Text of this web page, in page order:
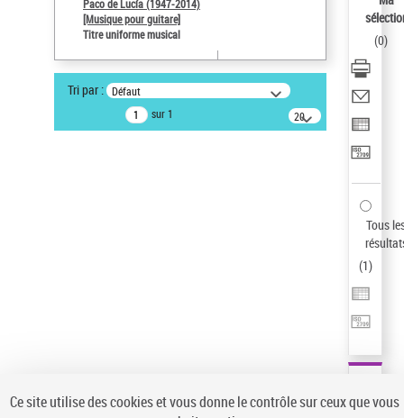
Type de notice d'autorité
ne s'applique pas
Sauvegarder votre recherche
Paco de Lucía (1947-2014)
[Musique pour guitare]
Titre uniforme musical
Tri par : Défaut
sur 1
20
résultats/page
(0)
Tous
(1)
Ce site utilise des cookies et vous donne le contrôle sur ceux que vous